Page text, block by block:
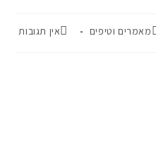
מאמרים וטיפים אין תגובות